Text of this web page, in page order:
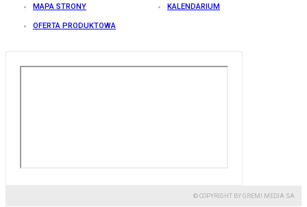
MAPA STRONY KALENDARIUM
OFERTA PRODUKTOWA
© COPYRIGHT BY GREMI MEDIA SA